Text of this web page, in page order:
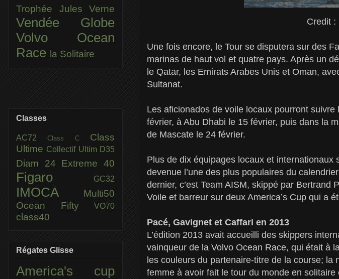
Credit :
Une fois encore, le Tour se disputera sur des
marinas de haut vol et quatre pays. Après un
le Qatar, les Emirats Arabes Unis et Oman,
Sultanat.
Les aficionados de voile locaux pourront
février, à Abu Dhabi le 15 février, puis dans la
de Mascate le 24 février.
Plus de dix équipages locaux et
devenue l’une des plus populaires du
dernier, c’est Team AISM, skippé par Bertrand
Voile et barreur sur deux America’s Cup qui a
Pacé, Gavignet et Caffari en 2013
L’édition 2013 avait accueilli des skippers
vainqueur de la Volvo Ocean Race, qui était à
les couleurs du partenaire-titre de la course;
femme à avoir fait le tour du monde en
Trophée Jules Verne
Vendée Globe
Volvo Ocean
Race la Solitaire
Classes
AC72Class C Class
Ultime Collectif Ultim D35
Diam 24 Extreme 40
Figaro GC32
IMOCA
Multi50
Ocean Fifty
VO70
class40
Régates Glisse
America's cup